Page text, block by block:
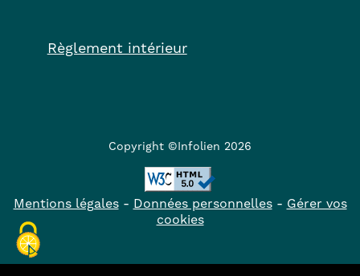
Règlement intérieur
Copyright ©Infolien 2026
Mentions légales- Données personnelles- Gérer vos
cookies